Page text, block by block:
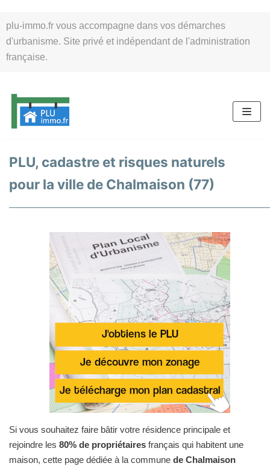
plu-immo.fr vous accompagne dans vos démarches
d'urbanisme. Site privé et indépendant de l'administration
française.
au
contenu
PLU, cadastre et risques naturels
pour la ville de Chalmaison (77)
Si vous souhaitez faire bâtir votre résidence principale et
rejoindre les 80% de propriétaires français qui habitent une
maison, cette page dédiée à la commune de Chalmaison